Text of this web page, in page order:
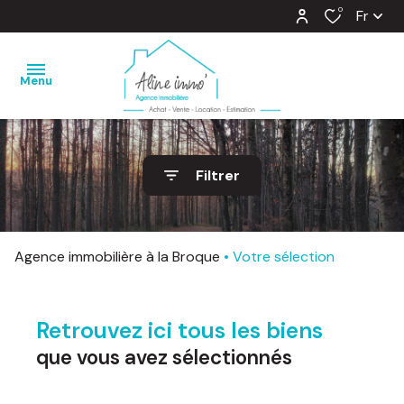
0 Fr
Menu
nos
ventes
nos
locations
notre
agence
Filtrer
Agence immobilière à la Broque Votre sélection
Retrouvez ici tous les biens
que vous avez sélectionnés